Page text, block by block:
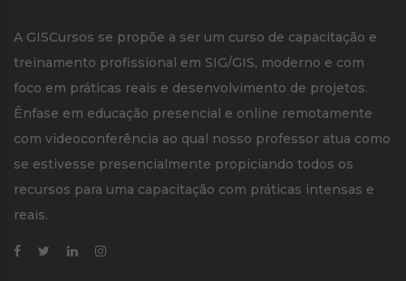
A GISCursos se propõe a ser um curso de capacitação e
treinamento profissional em SIG/GIS, moderno e com
foco em práticas reais e desenvolvimento de projetos.
Ênfase em educação presencial e online remotamente
com videoconferência ao qual nosso professor atua como
se estivesse presencialmente propiciando todos os
recursos para uma capacitação com práticas intensas e
reais.